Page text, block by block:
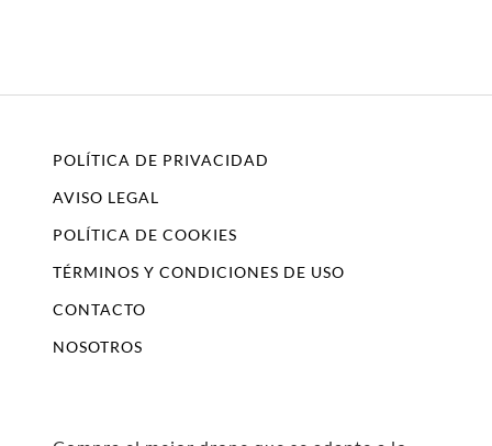
POLÍTICA DE PRIVACIDAD
AVISO LEGAL
POLÍTICA DE COOKIES
TÉRMINOS Y CONDICIONES DE USO
CONTACTO
NOSOTROS